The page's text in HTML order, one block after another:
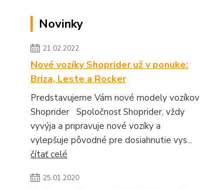
Novinky
21.02.2022
Nové vozíky Shoprider už v ponuke:
Briza, Leste a Rocker
Predstavujeme Vám nové modely vozíkov
Shoprider Spoločnosť Shoprider, vždy
vyvýja a pripravuje nové vozíky a
vylepšuje pôvodné pre dosiahnutie vys...
čítať celé
25.01.2020